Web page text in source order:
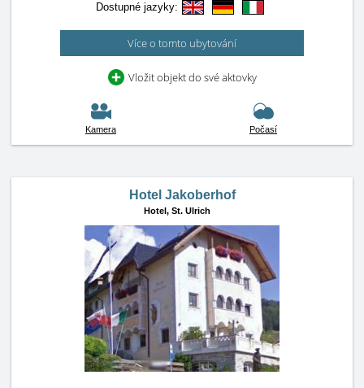
Dostupné jazyky:
Více o tomto ubytování
Vložit objekt do své aktovky
Kamera Počasí
Hotel Jakoberhof
Hotel, St. Ulrich